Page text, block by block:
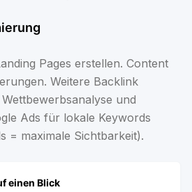
Pages erstellen. Content
Weitere Backlink
und
Ads für lokale Keywords
= maximale Sichtbarkeit).
einen Blick